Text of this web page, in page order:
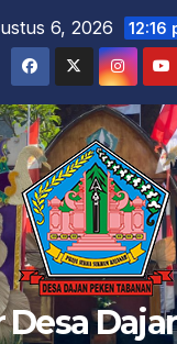
6, 2026 12:16